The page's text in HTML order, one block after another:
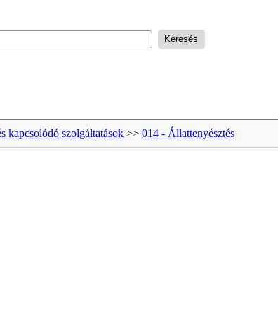
kapcsolódó szolgáltatások >> 014 - Állattenyésztés